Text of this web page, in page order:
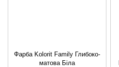
Фарба Kolorit Family Глибоко-
матова Біла